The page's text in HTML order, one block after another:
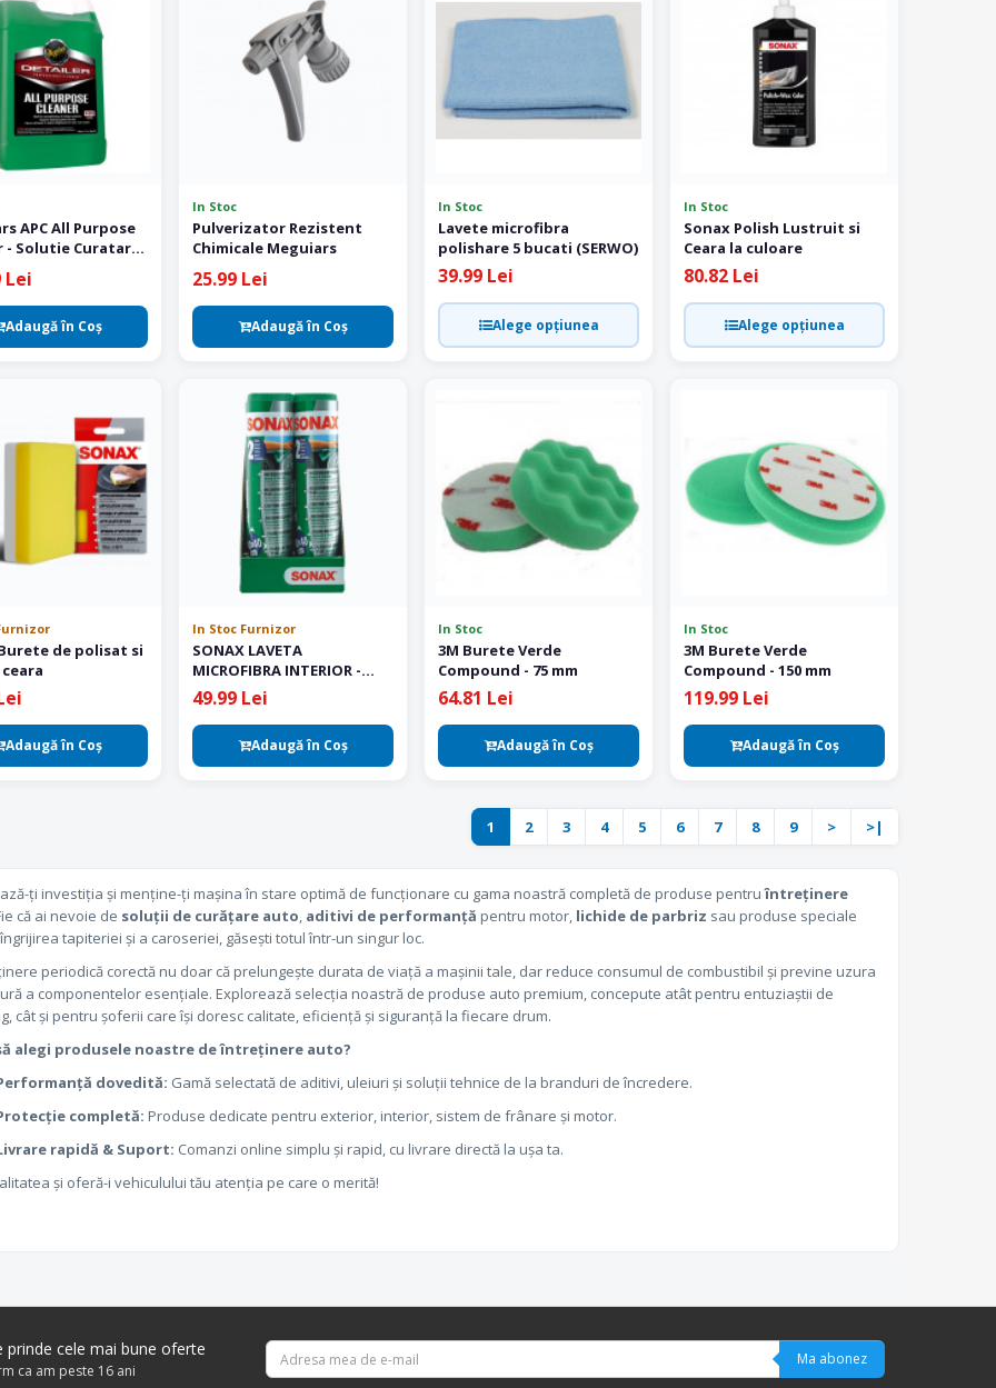
APC All Purpose
- Solutie Curatare
L
Lei
Adaugă în Coş
In Stoc
Pulverizator Rezistent
Chimicale Meguiars
25.99 Lei
Adaugă în Coş
In Stoc
Lavete microfibra
polishare 5 bucati (SERWO)
39.99 Lei
Alege opțiunea
In Stoc
Sonax Polish Lustruit si
Ceara la culoare
80.82 Lei
Alege opțiunea
de polisat si
Adaugă în Coş
In Stoc Furnizor
SONAX LAVETA
MICROFIBRA INTERIOR -
2buc
49.99 Lei
Adaugă în Coş
In Stoc
3M Burete Verde
Compound - 75 mm
64.81 Lei
Adaugă în Coş
In Stoc
3M Burete Verde
Compound - 150 mm
119.99 Lei
Adaugă în Coş
1 2 3 4 5 6 7 8 9 > >|
ți investiția și menține-ți mașina în stare optimă de funcționare cu gama noastră completă de produse pentruîntreținere
că ai nevoie de soluții de curățare auto, aditivi de performanță pentru motor, lichide de parbriz sau produse speciale
tapiteriei și a caroseriei, găsești totul într-un singur loc.
periodică corectă nu doar că prelungește durata de viață a mașinii tale, dar reduce consumul de combustibil și previne uzura
a componentelor esențiale. Explorează selecția noastră de produse auto premium, concepute atât pentru entuziaștii de
cât și pentru șoferii care își doresc calitate, eficiență și siguranță la fiecare drum.
alegi produsele noastre de întreținere auto?
dovedită: Gamă selectată de aditivi, uleiuri și soluții tehnice de la branduri de încredere.
completă: Produse dedicate pentru exterior, interior, sistem de frânare și motor.
rapidă & Suport: Comanzi online simplu și rapid, cu livrare directă la ușa ta.
și oferă-i vehiculului tău atenția pe care o merită!
cele mai bune oferte
ca am peste 16 ani
Ma abonez